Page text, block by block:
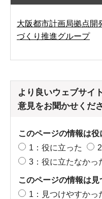
大阪都市計画局拠点開
づくり推進グループ
より良いウェブサイ
意見をお聞かせくだ
このページの情報は役
1：役に立った
3：役に立たなかっ
このページの情報は
1：見つけやすかっ